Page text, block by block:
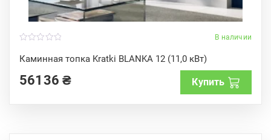
В наличии
Каминная топка Kratki BLANKA 12 (11,0 кВт)
o
u
o
f56136₴ Купить